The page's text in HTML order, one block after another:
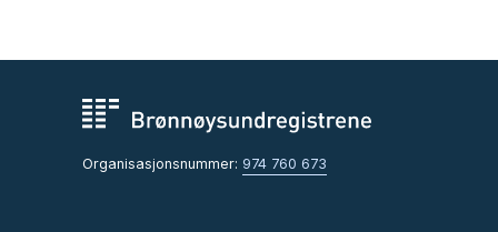
Organisasjonsnummer: 974 760 673